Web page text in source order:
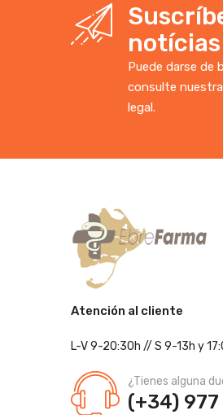
notícias
Puede darse de
consulte
legal.
Atención al cliente
L-V 9-20:30h // S 9-13h y
¿Tienes alguna
(+34) 977